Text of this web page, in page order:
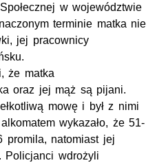
w województwie
terminie matka nie
jej pracownicy
że matka
oraz jej mąż są pijani.
mowę i był z nimi
wykazało, że 51-
promila, natomiast jej
Policjanci wdrożyli